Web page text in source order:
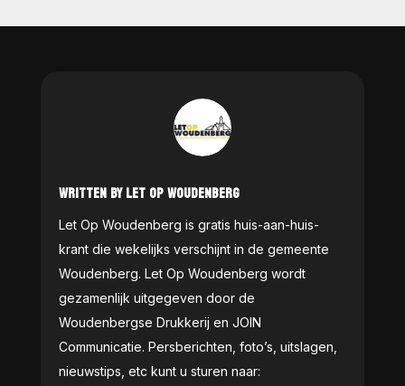
WRITTEN BY LET OP WOUDENBERG
Let Op Woudenberg is gratis huis-aan-huis-
krant die wekelijks verschijnt in de gemeente
Woudenberg. Let Op Woudenberg wordt
gezamenlijk uitgegeven door de
Woudenbergse Drukkerij en JOIN
Communicatie. Persberichten, foto’s, uitslagen,
nieuwstips, etc kunt u sturen naar: